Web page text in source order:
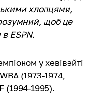
хлопцями,
щоб це
ESPN.
у хевівейті
(1973-1974,
(1994-1995).